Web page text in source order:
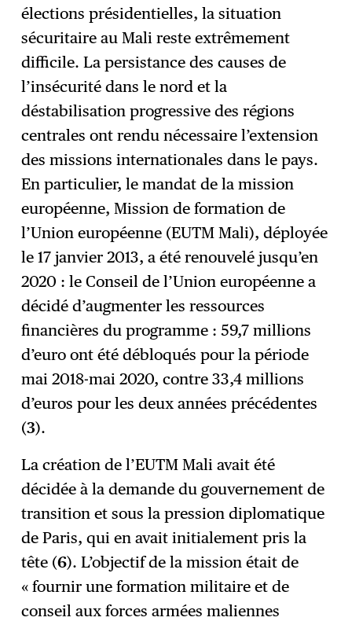
→ S'abonner
élections présidentielles, la situation
sécuritaire au Mali reste extrêmement
difficile. La persistance des causes de
l’insécurité dans le nord et la
déstabilisation progressive des régions
centrales ont rendu nécessaire l’extension
des missions internationales dans le pays.
En particulier, le mandat de la mission
européenne, Mission de formation de
l’Union européenne (EUTM Mali), déployée
le 17 janvier 2013, a été renouvelé jusqu’en
2020 : le Conseil de l’Union européenne a
décidé d’augmenter les ressources
financières du programme : 59,7 millions
d’euro ont été débloqués pour la période
mai 2018-mai 2020, contre 33,4 millions
d’euros pour les deux années précédentes
(3).
La création de l’EUTM Mali avait été
décidée à la demande du gouvernement de
transition et sous la pression diplomatique
de Paris, qui en avait initialement pris la
tête (6). L’objectif de la mission était de
« fournir une formation militaire et de
conseil aux forces armées maliennes